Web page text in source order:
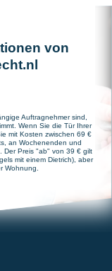
von
Auftragnehmer sind,
Wenn Sie die Tür Ihrer
mit Kosten zwischen 69 €
an Wochenenden und
Der Preis "ab" von 39 € gilt
mit einem Dietrich), aber
Wohnung.